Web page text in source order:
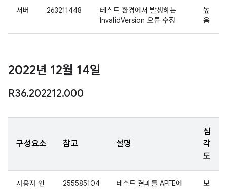
서버 263211448
테스트 환경에서 발생하는
InvalidVersion 오류 수정
높
음
2022년 12월 14일
R36.202212.000
구성요소 참고 설명
심
각
도
사용자 인 255585104 테스트 결과를 APFE에 보